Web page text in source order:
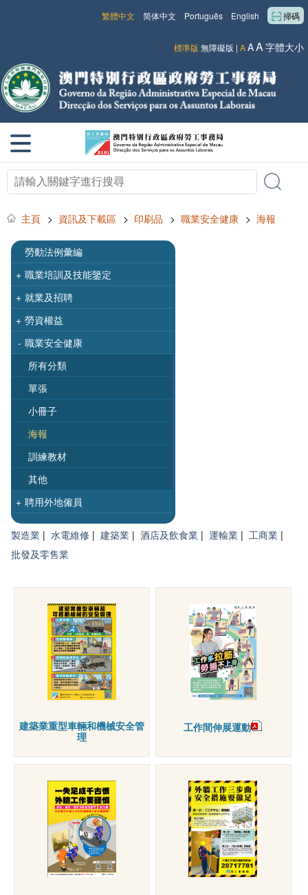
掃碼
English
Português
简体中文
繁體中文
標準版 無障礙版 | AAA字體大小
主頁 > 資訊及下載區 > 印刷品 > 職業安全健康 > 海報
勞動法例彙編
+ 職業培訓及技能鑒定
+ 就業及招聘
+ 勞資權益
- 職業安全健康
所有分類
單張
小冊子
海報
訓練教材
其他
+ 聘用外地僱員
製造業 | 水電維修 | 建築業 | 酒店及飲食業 | 運輸業 | 工商業 |
批發及零售業
建築業重型車輛和機械安全管
理
工作間伸展運動